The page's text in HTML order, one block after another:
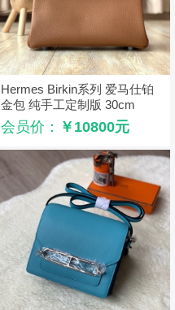
Hermes Birkin系列 爱马仕铂
金包 纯手工定制版 30cm
TOGO皮 棕色银扣
会员价： ￥10800元